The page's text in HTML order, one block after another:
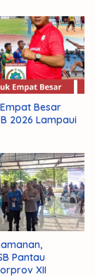
Besar
2026 Lampaui
Pantau
XII